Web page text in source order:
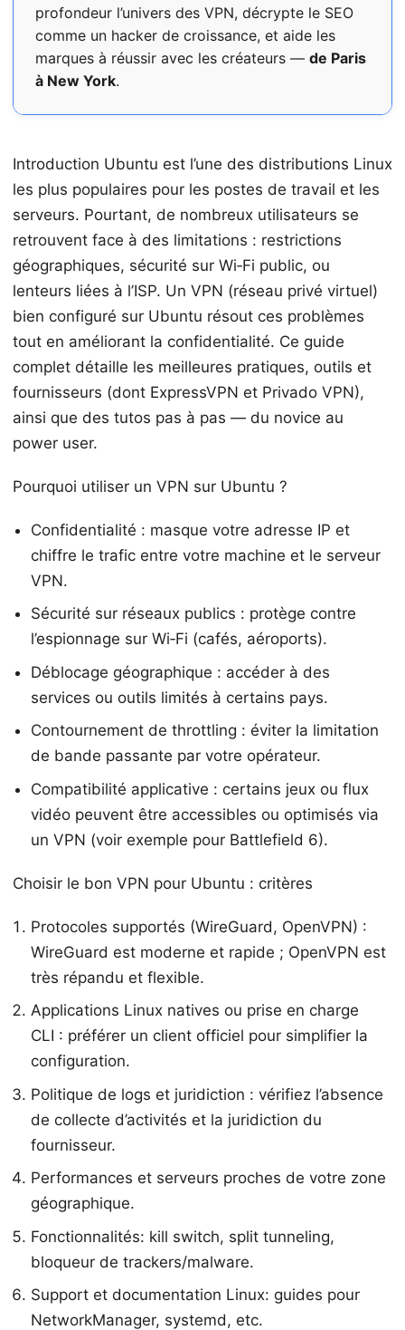
profondeur l’univers des VPN, décrypte le SEO
comme un hacker de croissance, et aide les
marques à réussir avec les créateurs — de Paris
à New York.
Introduction Ubuntu est l’une des distributions Linux
les plus populaires pour les postes de travail et les
serveurs. Pourtant, de nombreux utilisateurs se
retrouvent face à des limitations : restrictions
géographiques, sécurité sur Wi‑Fi public, ou
lenteurs liées à l’ISP. Un VPN (réseau privé virtuel)
bien configuré sur Ubuntu résout ces problèmes
tout en améliorant la confidentialité. Ce guide
complet détaille les meilleures pratiques, outils et
fournisseurs (dont ExpressVPN et Privado VPN),
ainsi que des tutos pas à pas — du novice au
power user.
Pourquoi utiliser un VPN sur Ubuntu ?
Confidentialité : masque votre adresse IP et
chiffre le trafic entre votre machine et le serveur
VPN.
Sécurité sur réseaux publics : protège contre
l’espionnage sur Wi‑Fi (cafés, aéroports).
Déblocage géographique : accéder à des
services ou outils limités à certains pays.
Contournement de throttling : éviter la limitation
de bande passante par votre opérateur.
Compatibilité applicative : certains jeux ou flux
vidéo peuvent être accessibles ou optimisés via
un VPN (voir exemple pour Battlefield 6).
Choisir le bon VPN pour Ubuntu : critères
Protocoles supportés (WireGuard, OpenVPN) :
WireGuard est moderne et rapide ; OpenVPN est
très répandu et flexible.
Applications Linux natives ou prise en charge
CLI : préférer un client officiel pour simplifier la
configuration.
Politique de logs et juridiction : vérifiez l’absence
de collecte d’activités et la juridiction du
fournisseur.
Performances et serveurs proches de votre zone
géographique.
Fonctionnalités: kill switch, split tunneling,
bloqueur de trackers/malware.
Support et documentation Linux: guides pour
NetworkManager, systemd, etc.